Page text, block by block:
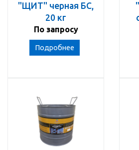
"ЩИТ" черная БС,
20 кг
По запросу
Подробнее